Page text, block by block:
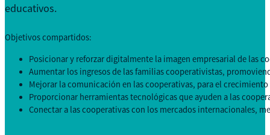
educativos.
Objetivos compartidos:
Posicionar y reforzar digitalmente la imagen empresarial de las
Aumentar los ingresos de las familias cooperativistas,
Mejorar la comunicación en las cooperativas, para el
Proporcionar herramientas tecnológicas que ayuden a las
Conectar a las cooperativas con los mercados internacionales,